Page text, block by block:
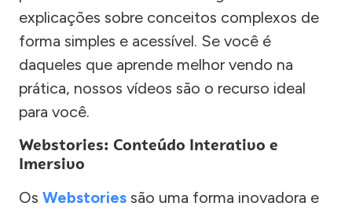
explicações sobre conceitos complexos de
forma simples e acessível. Se você é
daqueles que aprende melhor vendo na
prática, nossos vídeos são o recurso ideal
para você.
Webstories: Conteúdo Interativo e
Imersivo
Os Webstories são uma forma inovadora e